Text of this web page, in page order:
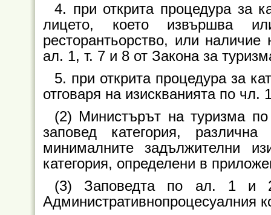
4. при открита процедура за
лицето, което извършва
ресторантьорство, или
ал. 1, т. 7 и 8 от Закона за
5. при открита процедура за
отговаря на изискванията по чл.
(2) Министърът на туризма
заповед категория,
минималните задължителни
категория, определени в
(3) Заповедта по ал. 1 и
Административнопроцесуалния